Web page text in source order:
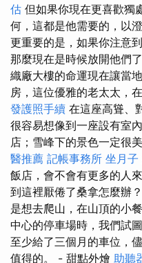
估 但如果你現在更喜歡獨
何，這都是他需要的，以
更重要的是，如果你注意
那麼現在是時候放開他們
織廠大樓的命運現在讓當
房，這位優雅的老太太，
發護照手續 在這座高聳、
很容易想像到一座設有室
店；雪峰下的景色一定很
醫推薦 記帳事務所 坐月子
飯店，會不會有更多的人
到這裡厭倦了桑拿怎麼辦？
是想去爬山，在山頂的小
中心的停車場時，我們試
至少給了三個月的車位，
值得的。 - 甜點外燴 助聽